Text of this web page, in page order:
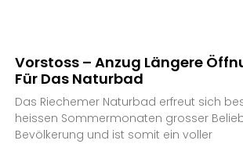
Vorstoss – Anzug Längere
Für Das Naturbad
Das Riechemer Naturbad erfreut sich
heissen Sommermonaten grosser
Bevölkerung und ist somit ein voller